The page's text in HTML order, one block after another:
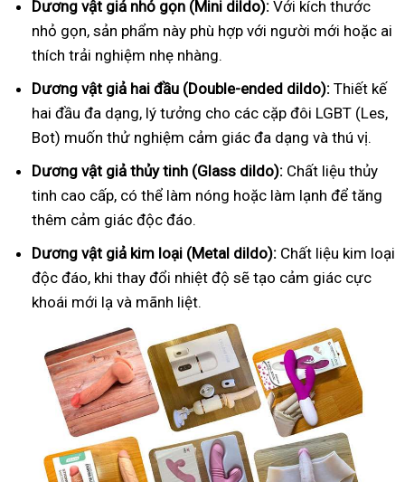
Dương vật giả nhỏ gọn (Mini dildo): Với kích thước
nhỏ gọn, sản phẩm này phù hợp với người mới hoặc ai
thích trải nghiệm nhẹ nhàng.
Dương vật giả hai đầu (Double-ended dildo): Thiết kế
hai đầu đa dạng, lý tưởng cho các cặp đôi LGBT (Les,
Bot) muốn thử nghiệm cảm giác đa dạng và thú vị.
Dương vật giả thủy tinh (Glass dildo): Chất liệu thủy
tinh cao cấp, có thể làm nóng hoặc làm lạnh để tăng
thêm cảm giác độc đáo.
Dương vật giả kim loại (Metal dildo): Chất liệu kim loại
độc đáo, khi thay đổi nhiệt độ sẽ tạo cảm giác cực
khoái mới lạ và mãnh liệt.